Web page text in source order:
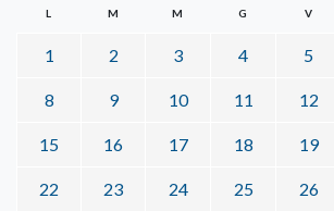
L M M G V
1 2 3 4 5
8 9 10 11 12
15 16 17 18 19
22 23 24 25 26